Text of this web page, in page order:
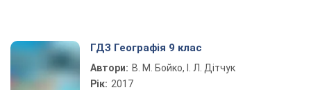
ГДЗ Географія 9 клас
Автори: В. М. Бойко, І. Л. Дітчук
Рік: 2017